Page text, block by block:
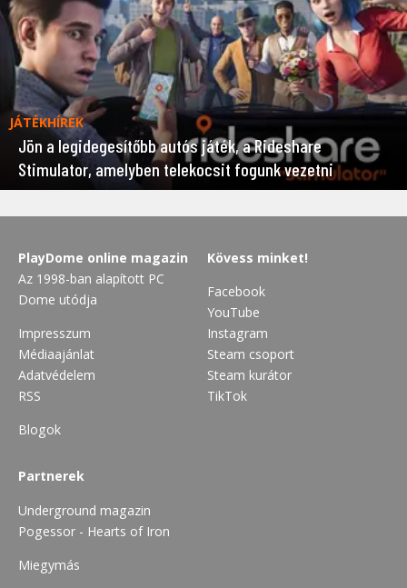
JÁTÉKHÍREK
Jön a legidegesítőbb autós játék, a Rideshare
Stimulator, amelyben telekocsit fogunk vezetni
PlayDome online magazin
Az 1998-ban alapított PC
Dome utódja
Impresszum
Médiaajánlat
Adatvédelem
RSS
Blogok
Kövess minket!
Facebook
YouTube
Instagram
Steam csoport
Steam kurátor
TikTok
Partnerek
Underground magazin
Pogessor - Hearts of Iron
Miegymás